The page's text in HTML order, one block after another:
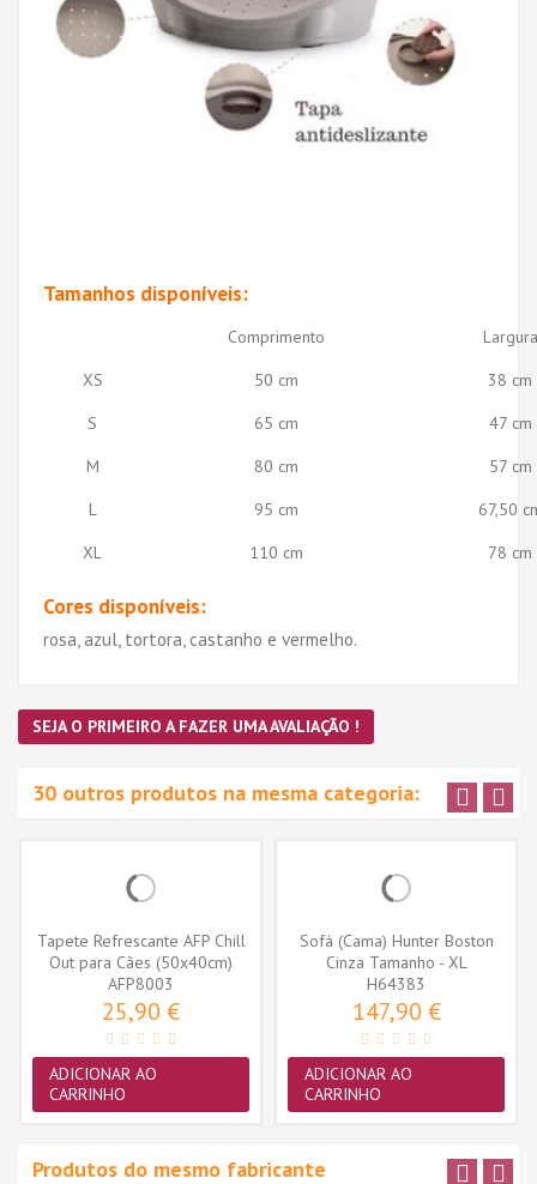
Tamanhos disponíveis:
Comprimento
Largura
XS
50 cm
38 cm
S
65 cm
47 cm
M
80 cm
57 cm
L
95 cm
67,50
XL
110 cm 78 cm
Cores disponíveis:
rosa, azul, tortora, castanho e vermelho.
SEJA O PRIMEIRO A FAZER UMA AVALIAÇÃO !
30 outros produtos na mesma categoria:
Tapete Refrescante AFP Chill
Out para Cães (50x40cm)
AFP8003
25,90 €
ADICIONAR AO
CARRINHO
Sofá (Cama) Hunter Boston
Cinza Tamanho - XL
H64383
147,90 €
ADICIONAR AO
CARRINHO
Produtos do mesmo fabricante